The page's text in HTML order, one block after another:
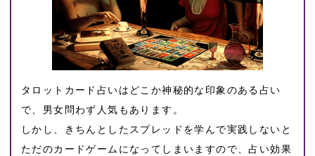
タロットカード占いはどこか神秘的な印象のある占い
で、男女問わず人気もあります。
しかし、きちんとしたスプレッドを学んで実践しないと
ただのカードゲームになってしまいますので、占い効果